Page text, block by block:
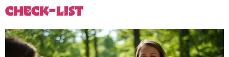
check-list